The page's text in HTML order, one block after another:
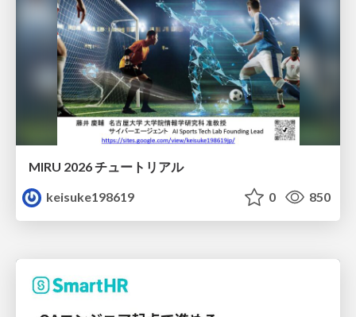
MIRU 2026 チュートリアル
keisuke198619
0 850